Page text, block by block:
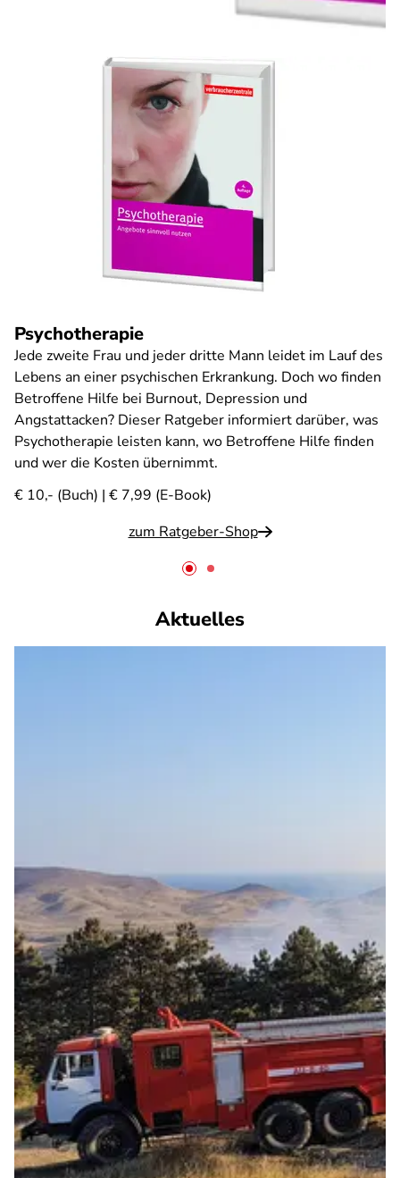
Psychotherapie
Jede zweite Frau und jeder dritte Mann leidet im Lauf des
Lebens an einer psychischen Erkrankung. Doch wo finden
Betroffene Hilfe bei Burnout, Depression und
Angstattacken? Dieser Ratgeber informiert darüber, was
Psychotherapie leisten kann, wo Betroffene Hilfe finden
und wer die Kosten übernimmt.
€ 10,- (Buch) | € 7,99 (E-Book)
zum Ratgeber-Shop
Aktuelles